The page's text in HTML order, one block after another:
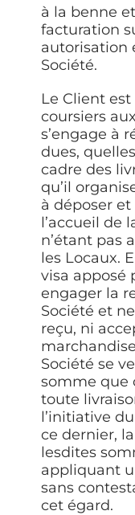
à la benne
facturation
autorisation
Société.
Le Client
coursiers
s’engage à
dues,
cadre des
qu’il
à déposer
l’accueil de
n’étant pas
les Locaux.
visa apposé
engager la
Société et
reçu, ni
Société se
somme que
toute
l’initiative
ce dernier,
lesdites
appliquant
sans
cet égard.